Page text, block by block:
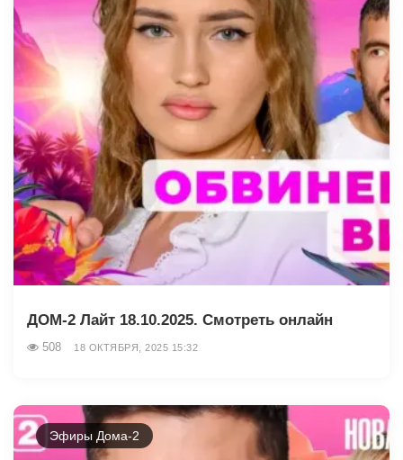
ДОМ-2 Лайт 18.10.2025. Смотреть онлайн
508 18 ОКТЯБРЯ, 2025 15:32
Эфиры Дома-2